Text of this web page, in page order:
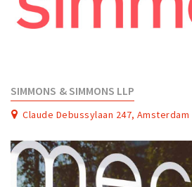
SIMMONS & SIMMONS LLP
Claude Debussylaan 247, Amsterdam